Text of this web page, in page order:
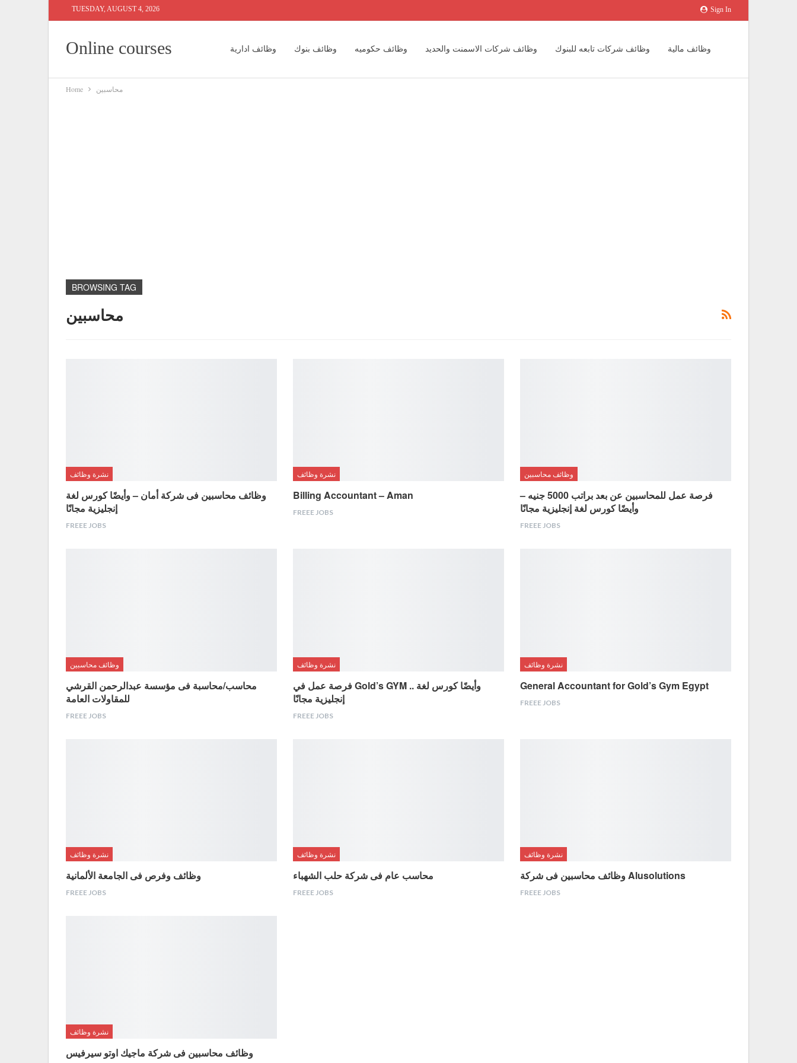
Sign In
TUESDAY, AUGUST 4, 2026
Online courses وظائف ادارية وظائف بنوك وظائف حكوميه وظائف شركات الاسمنت والحديد وظائف شركات تابعه للبنوك وظائف مالية
Home محاسبين
BROWSING TAG
محاسبين
نشرة وظائف
وظائف محاسبين فى شركة أمان – وأيضًا كورس لغة
إنجليزية مجانًا
FREEE JOBS
نشرة وظائف
Billing Accountant – Aman
FREEE JOBS
وظائف محاسبين
فرصة عمل للمحاسبين عن بعد براتب 5000 جنيه –
وأيضًا كورس لغة إنجليزية مجانًا
FREEE JOBS
وظائف محاسبين
محاسب/محاسبة فى مؤسسة عبدالرحمن القرشي
للمقاولات العامة
FREEE JOBS
نشرة وظائف
فرصة عمل في Gold’s GYM .. وأيضًا كورس لغة
إنجليزية مجانًا
FREEE JOBS
نشرة وظائف
General Accountant for Gold’s Gym Egypt
FREEE JOBS
نشرة وظائف
وظائف وفرص فى الجامعة الألمانية
FREEE JOBS
نشرة وظائف
محاسب عام فى شركة حلب الشهباء
FREEE JOBS
نشرة وظائف
وظائف محاسبين فى شركة Alusolutions
FREEE JOBS
نشرة وظائف
وظائف محاسبين فى شركة ماجيك اوتو سيرفيس